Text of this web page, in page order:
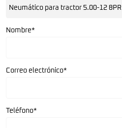
Nombre*
Correo electrónico*
Teléfono*